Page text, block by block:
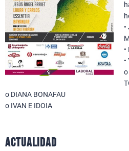
o
o DIANA BONAFAU
o IVAN E IDOIA
actualidad